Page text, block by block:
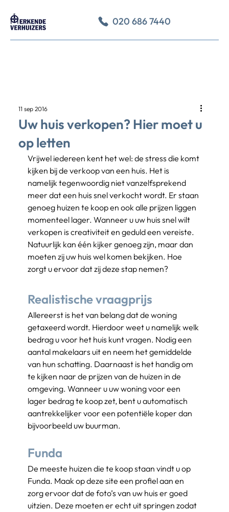
020 686 7440
Uw huis verkopen? Hier moet u
op letten
11 sep 2016
Vrijwel iedereen kent het wel: de stress die komt
kijken bij de verkoop van een huis. Het is
namelijk tegenwoordig niet vanzelfsprekend
meer dat een huis snel verkocht wordt. Er staan
genoeg huizen te koop en ook alle prijzen liggen
momenteel lager. Wanneer u uw huis snel wilt
verkopen is creativiteit en geduld een vereiste.
Natuurlijk kan één kijker genoeg zijn, maar dan
moeten zij uw huis wel komen bekijken. Hoe
zorgt u ervoor dat zij deze stap nemen?
Realistische vraagprijs
Allereerst is het van belang dat de woning
getaxeerd wordt. Hierdoor weet u namelijk welk
bedrag u voor het huis kunt vragen. Nodig een
aantal makelaars uit en neem het gemiddelde
van hun schatting. Daarnaast is het handig om
te kijken naar de prijzen van de huizen in de
omgeving. Wanneer u uw woning voor een
lager bedrag te koop zet, bent u automatisch
aantrekkelijker voor een potentiële koper dan
bijvoorbeeld uw buurman.
Funda
De meeste huizen die te koop staan vindt u op
Funda. Maak op deze site een profiel aan en
zorg ervoor dat de foto’s van uw huis er goed
uitzien. Deze moeten er echt uit springen zodat